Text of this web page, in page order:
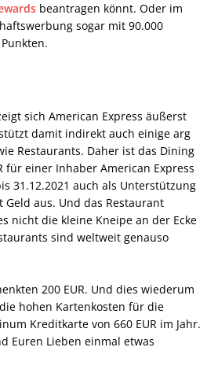
beantragen könnt. Oder im
sogar mit 90.000
sich American Express äußerst
damit indirekt auch einige arg
Restaurants. Daher ist das Dining
für einer Inhaber American Express
31.12.2021 auch als Unterstützung
aus. Und das Restaurant
nicht die kleine Kneipe an der Ecke
sind weltweit genauso
200 EUR. Und dies wiederum
hohen Kartenkosten für die
Kreditkarte von 660 EUR im Jahr.
Euren Lieben einmal etwas